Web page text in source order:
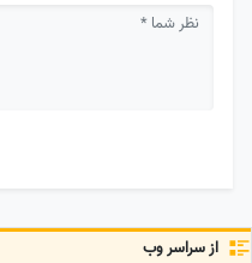
از سراسر وب